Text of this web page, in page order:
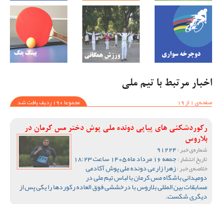
اخبار مرتبط با تیم ملی
صفحه‌ی 1 از 19
مجموعا 190 ردیف یافت شد
رکوردشکنی های پیاپی دونده ملی پوش دختر مس کرمان در
بلاروس
شماره‌ی خبر :
تاریخ انتشار :جمعه 16 مرداد ماه 1405 ساعت 18:23
خلاصه‌ی خبر :زهرا زارعی دونده ملی پوش آکادمی
دومیدانی باشگاه مس کرمان با لباس تیم ملی در
مسابقات بین المللی بلاروس با درخششی فوق العاده رکوردها را یکی پس از
دیگری شکست.